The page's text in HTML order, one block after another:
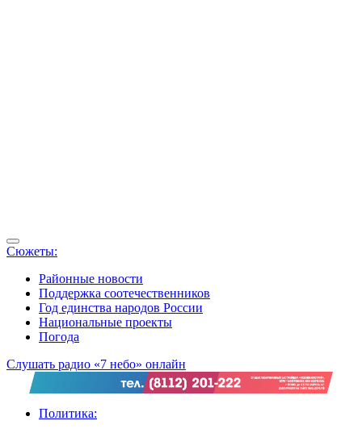
Сюжеты:
Районные новости
Поддержка соотечественников
Год единства народов России
Национальные проекты
Погода
Слушать радио «7 небо» онлайн
Политика: